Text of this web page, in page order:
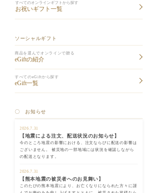
すべてのオンラインギフトから探す
お祝いギフト一覧
ソーシャルギフト
商品を選んでオンラインで贈る
eGiftの紹介
すべてのeGiftから探す
eGift一覧
〇 お知らせ
2026.7.31
【地震による注文、配送状況のお知らせ】
今のところ地震の影響における、注文ならびに配送の影響は
ございません。 被災地の一部地域には状況を確認しながら
の配送となります。
2026.7.31
【熊本地震の被災者へのお見舞い】
このたびの熊本地震により、お亡くなりになられた方々に謹